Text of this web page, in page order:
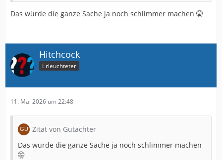
Das würde die ganze Sache ja noch schlimmer machen 🤫
Hitchcock
Erleuchteter
11. Mai 2026 um 22:48
Zitat von Gutachter
Das würde die ganze Sache ja noch schlimmer machen
🤫